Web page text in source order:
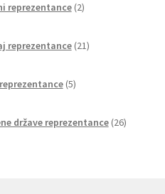
reprezentance 2izdelka
reprezentance 21izdelkov
5izdelkov
države reprezentance 26izdelkov